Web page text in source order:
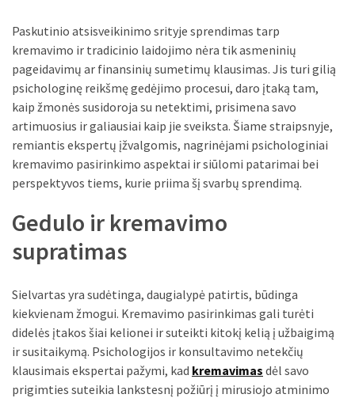
Trys
pakeistos
detalės,
bildesys
liko:
kaip
atpažinti,
kad
niekas
neieškojo
pervežimas
Suomijos:
kiek
laiko
Paskutinio atsisveikinimo srityje sprendimas tarp
kremavimo ir tradicinio laidojimo nėra tik asmeninių
pageidavimų ar finansinių sumetimų klausimas. Jis turi gilią
psichologinę reikšmę gedėjimo procesui, daro įtaką tam,
kaip žmonės susidoroja su netektimi, prisimena savo
artimuosius ir galiausiai kaip jie sveiksta. Šiame straipsnyje,
remiantis ekspertų įžvalgomis, nagrinėjami psichologiniai
kremavimo pasirinkimo aspektai ir siūlomi patarimai bei
perspektyvos tiems, kurie priima šį svarbų sprendimą.
Gedulo ir kremavimo
supratimas
Sielvartas yra sudėtinga, daugialypė patirtis, būdinga
kiekvienam žmogui. Kremavimo pasirinkimas gali turėti
didelės įtakos šiai kelionei ir suteikti kitokį kelią į užbaigimą
ir susitaikymą. Psichologijos ir konsultavimo netekčių
klausimais ekspertai pažymi, kad kremavimas dėl savo
prigimties suteikia lankstesnį požiūrį į mirusiojo atminimo